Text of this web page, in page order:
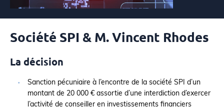
Société SPI & M. Vincent Rhodes
La décision
Sanction pécuniaire à l’encontre de la société SPI d’un
montant de 20 000 € assortie d’une interdiction d’exercer
l’activité de conseiller en investissements financiers